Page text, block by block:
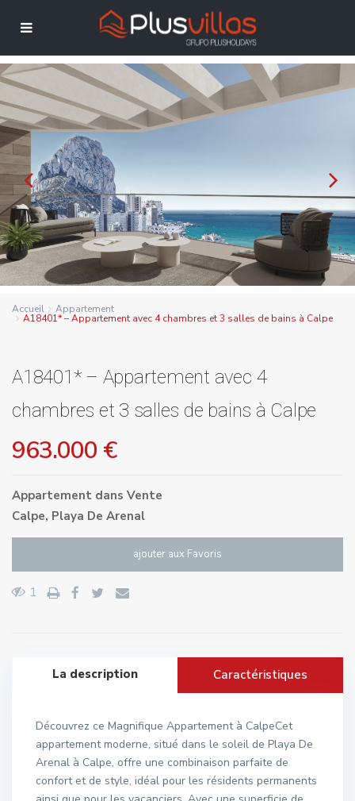
Accueil Appartement
A18401* – Appartement avec 4 chambres et 3 salles de bains à Calpe
A18401* – Appartement avec 4
chambres et 3 salles de bains à Calpe
963.000 €
Appartement dans Vente
Calpe, Playa De Arenal
ajouter aux Favoris
1
La description Caractéristiques
Découvrez ce Magnifique Appartement à CalpeCet
appartement moderne, situé dans le soleil de Playa De
Arenal à Calpe, offre une combinaison parfaite de
confort et de style, idéal pour les résidents permanents